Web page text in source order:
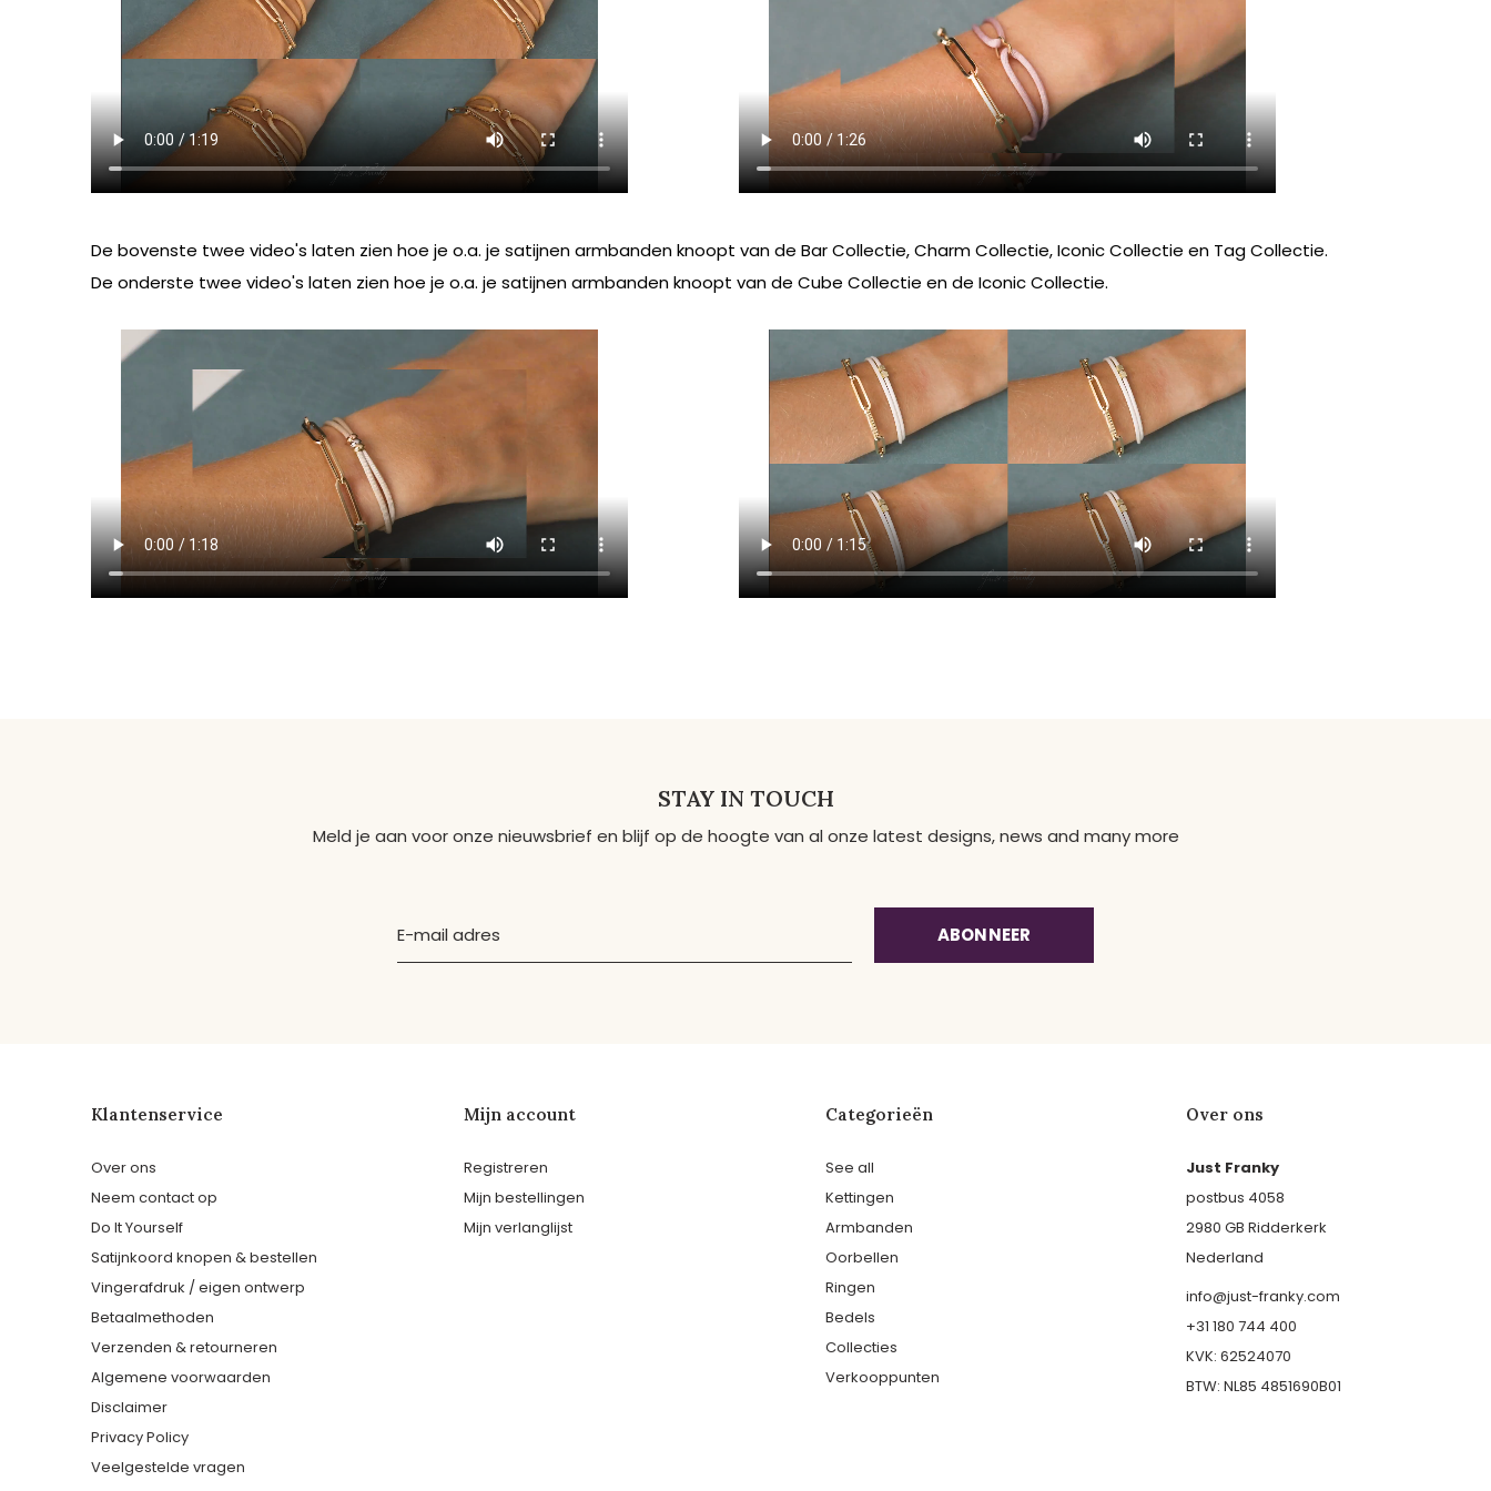
De bovenste twee video's laten zien hoe je o.a. je satijnen armbanden knoopt van de Bar Collectie, Charm Collectie, Iconic Collectie en Tag Collectie.
De onderste twee video's laten zien hoe je o.a. je satijnen armbanden knoopt van de Cube Collectie en de Iconic Collectie.
STAY IN TOUCH
Meld je aan voor onze nieuwsbrief en blijf op de hoogte van al onze latest designs, news and many more
ABONNEER
Klantenservice
Over ons
Neem contact op
Do It Yourself
Satijnkoord knopen & bestellen
Vingerafdruk / eigen ontwerp
Betaalmethoden
Verzenden & retourneren
Algemene voorwaarden
Disclaimer
Privacy Policy
Veelgestelde vragen
Mijn account
Registreren
Mijn bestellingen
Mijn verlanglijst
Categorieën
See all
Kettingen
Armbanden
Oorbellen
Ringen
Bedels
Collecties
Verkooppunten
Over ons
Just Franky
postbus 4058
2980 GB Ridderkerk
Nederland
info@just-franky.com
+31 180 744 400
KVK: 62524070
BTW: NL85 4851690B01